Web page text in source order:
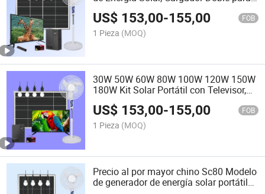
Móviles y Televisor de 32 Pulgadas,
Ventilador de 16 Pulgadas, y Bluetooth
MP3 para Uso en el Hogar y al Aire
Libre
US$ 153,00-155,00 FOB
1 Pieza (MOQ)
30W 50W 60W 80W 100W 120W 150W
180W Kit Solar Portátil con Televisor,
Ventilador, Bombillas, Radio, MPa,
Bluetooth, Cargador Móvil para Uso en
el Exterior e Interior del Hogar
US$ 153,00-155,00 FOB
1 Pieza (MOQ)
Precio al por mayor chino Sc80 Modelo
de generador de energía solar portátil